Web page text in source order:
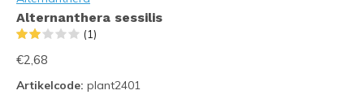
Alternanthera sessilis
(1)
€2,68
Artikelcode: plant2401